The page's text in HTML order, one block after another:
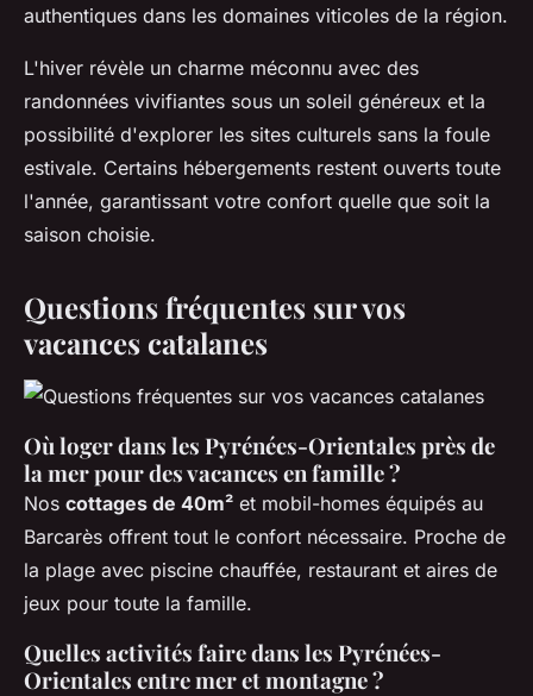
authentiques dans les domaines viticoles de la région.
L'hiver révèle un charme méconnu avec des
randonnées vivifiantes sous un soleil généreux et la
possibilité d'explorer les sites culturels sans la foule
estivale. Certains hébergements restent ouverts toute
l'année, garantissant votre confort quelle que soit la
saison choisie.
Questions fréquentes sur vos
vacances catalanes
Où loger dans les Pyrénées-Orientales près de
la mer pour des vacances en famille ?
Nos cottages de 40m² et mobil-homes équipés au
Barcarès offrent tout le confort nécessaire. Proche de
la plage avec piscine chauffée, restaurant et aires de
jeux pour toute la famille.
Quelles activités faire dans les Pyrénées-
Orientales entre mer et montagne ?